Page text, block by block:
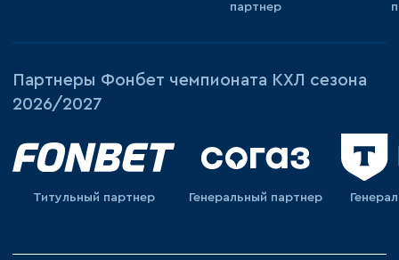
партнер
Партнеры Фонбет чемпионата КХЛ сезона
2026/2027
Титульный партнер Генеральный партнер